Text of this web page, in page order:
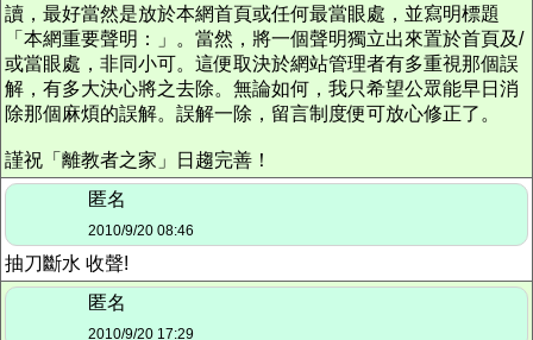
讀，最好當然是放於本網首頁或任何最當眼處，並寫明標題
「本網重要聲明：」。當然，將一個聲明獨立出來置於首頁及/
或當眼處，非同小可。這便取決於網站管理者有多重視那個誤
解，有多大決心將之去除。無論如何，我只希望公眾能早日消
除那個麻煩的誤解。誤解一除，留言制度便可放心修正了。
謹祝「離教者之家」日趨完善！
匿名
2010/9/20 08:46
抽刀斷水 收聲!
匿名
2010/9/20 17:29